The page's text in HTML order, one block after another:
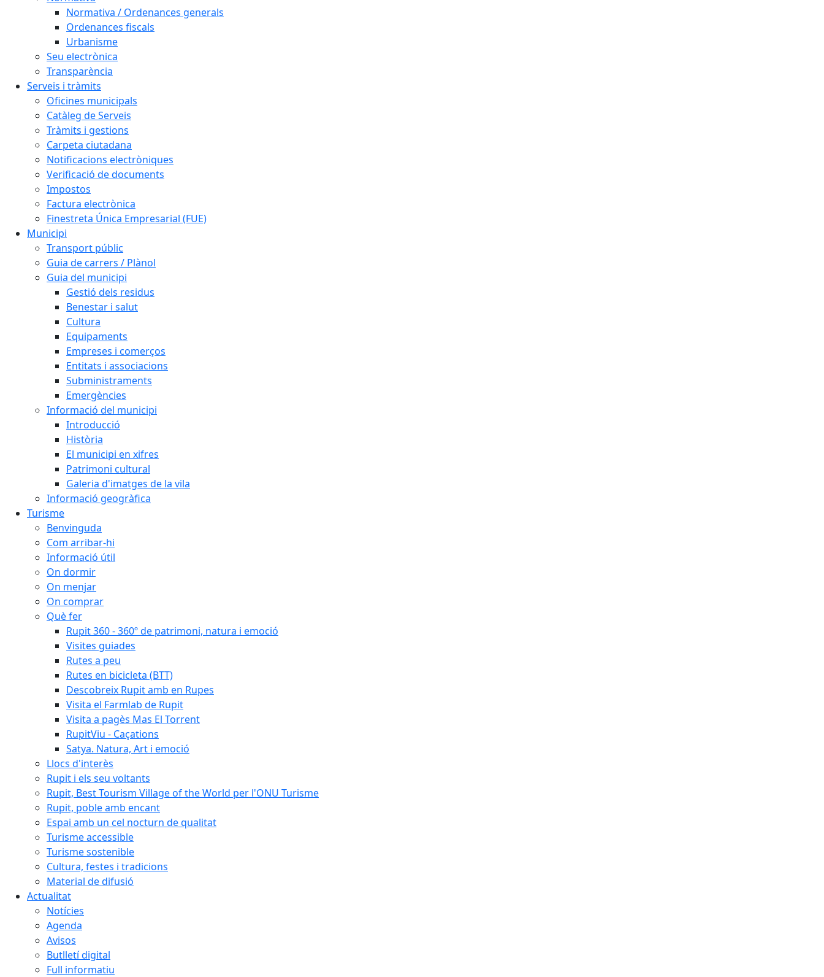
Normativa / Ordenances generals
Ordenances fiscals
Urbanisme
Seu electrònica
Transparència
Serveis i tràmits
Oficines municipals
Catàleg de Serveis
Tràmits i gestions
Carpeta ciutadana
Notificacions electròniques
Verificació de documents
Impostos
Factura electrònica
Finestreta Única Empresarial (FUE)
Municipi
Transport públic
Guia de carrers / Plànol
Guia del municipi
Gestió dels residus
Benestar i salut
Cultura
Equipaments
Empreses i comerços
Entitats i associacions
Subministraments
Emergències
Informació del municipi
Introducció
Història
El municipi en xifres
Patrimoni cultural
Galeria d'imatges de la vila
Informació geogràfica
Turisme
Benvinguda
Com arribar-hi
Informació útil
On dormir
On menjar
On comprar
Què fer
Rupit 360 - 360º de patrimoni, natura i emoció
Visites guiades
Rutes a peu
Rutes en bicicleta (BTT)
Descobreix Rupit amb en Rupes
Visita el Farmlab de Rupit
Visita a pagès Mas El Torrent
RupitViu - Caçations
Satya. Natura, Art i emoció
Llocs d'interès
Rupit i els seu voltants
Rupit, Best Tourism Village of the World per l'ONU Turisme
Rupit, poble amb encant
Espai amb un cel nocturn de qualitat
Turisme accessible
Turisme sostenible
Cultura, festes i tradicions
Material de difusió
Actualitat
Notícies
Agenda
Avisos
Butlletí digital
Full informatiu